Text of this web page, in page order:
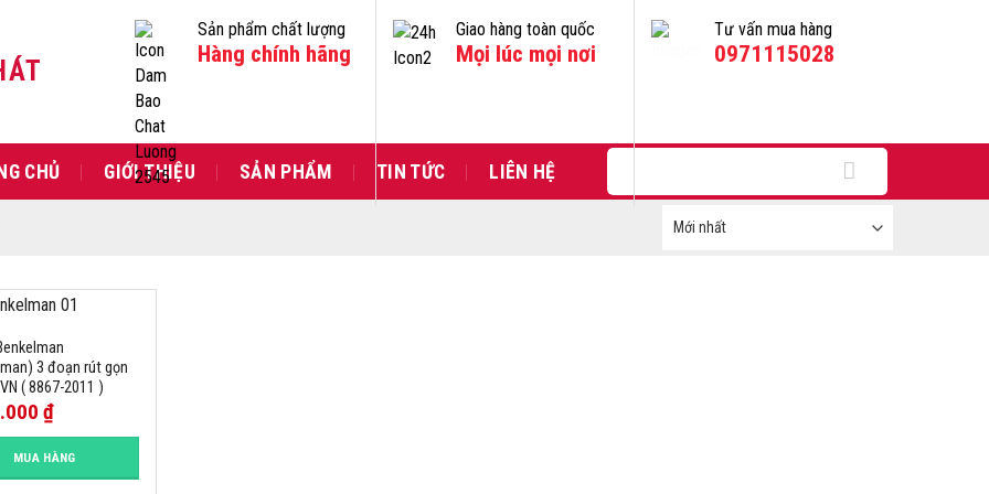
Sản phẩm chất lượng
Hàng chính hãng
Giao hàng toàn quốc
Mọi lúc mọi nơi
Tư vấn mua hàng
0971115028
CHỦ GIỚI THIỆU SẢN PHẨM TIN TỨC LIÊN HỆ
kiếm:
3 đoạn rút gọn
( 8867-2011 )
₫
MUA HÀNG